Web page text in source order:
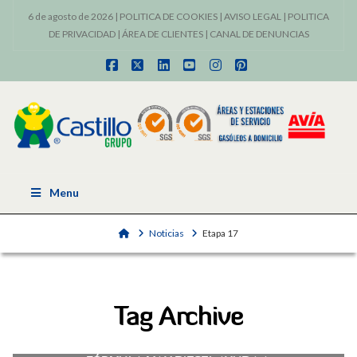
6 de agosto de 2026 | POLITICA DE COOKIES | AVISO LEGAL | POLITICA
DE PRIVACIDAD| ÁREA DE CLIENTES| CANAL DE DENUNCIAS
Facebook
X LinkedInYouTubeInstagram
Pinterest
Menu
HomeNoticias Etapa 17
Tag Archive